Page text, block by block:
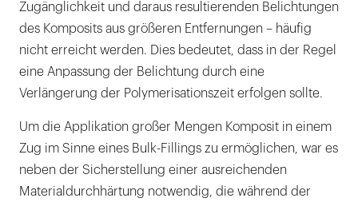
Zugänglichkeit und daraus resultierenden Belichtungen
des Komposits aus größeren Entfernungen – häufig
nicht erreicht werden. Dies bedeutet, dass in der Regel
eine Anpassung der Belichtung durch eine
Verlängerung der Polymerisationszeit erfolgen sollte.
Um die Applikation großer Mengen Komposit in einem
Zug im Sinne eines Bulk-Fillings zu ermöglichen, war es
neben der Sicherstellung einer ausreichenden
Materialdurchhärtung notwendig, die während der